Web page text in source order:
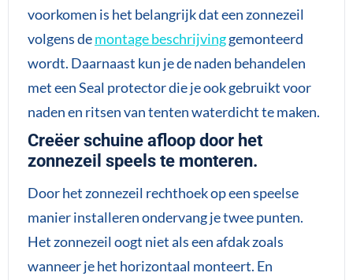
voorkomen is het belangrijk dat een zonnezeil
volgens demontage beschrijvinggemonteerd
wordt. Daarnaast kun je de naden behandelen
met een Seal protector die je ook gebruikt voor
naden en ritsen van tenten waterdicht te maken.
Creëer schuine afloop door het
zonnezeil speels te monteren.
Door het zonnezeil rechthoek op een speelse
manier installeren ondervang je twee punten.
Het zonnezeil oogt niet als een afdak zoals
wanneer je het horizontaal monteert. En